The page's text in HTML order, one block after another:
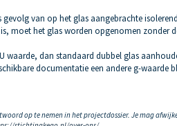
gevolg van op het glas aangebrachte
moet het glas worden opgenomen zonder
U waarde, dan standaard dubbel glas
documentatie een andere g-waarde
op te nemen in het projectdossier. Je mag